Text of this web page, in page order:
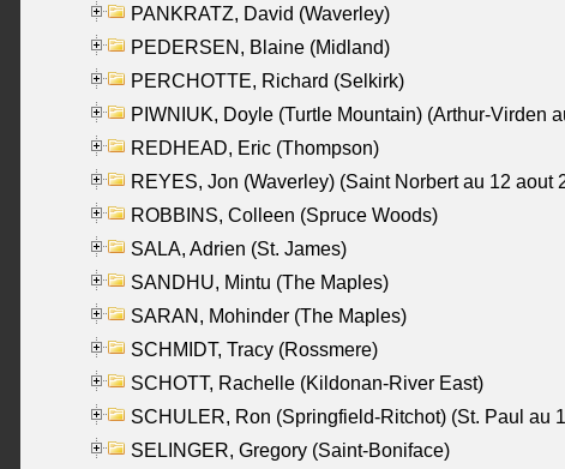
PANKRATZ, David (Waverley)
PEDERSEN, Blaine (Midland)
PERCHOTTE, Richard (Selkirk)
PIWNIUK, Doyle (Turtle Mountain) (Arthur-Virden
REDHEAD, Eric (Thompson)
REYES, Jon (Waverley) (Saint Norbert au 12 aout
ROBBINS, Colleen (Spruce Woods)
SALA, Adrien (St. James)
SANDHU, Mintu (The Maples)
SARAN, Mohinder (The Maples)
SCHMIDT, Tracy (Rossmere)
SCHOTT, Rachelle (Kildonan-River East)
SCHULER, Ron (Springfield-Ritchot) (St. Paul au
SELINGER, Gregory (Saint-Boniface)